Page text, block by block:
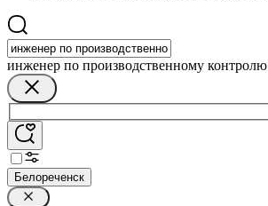
инженер по производственному контролю
Белореченск